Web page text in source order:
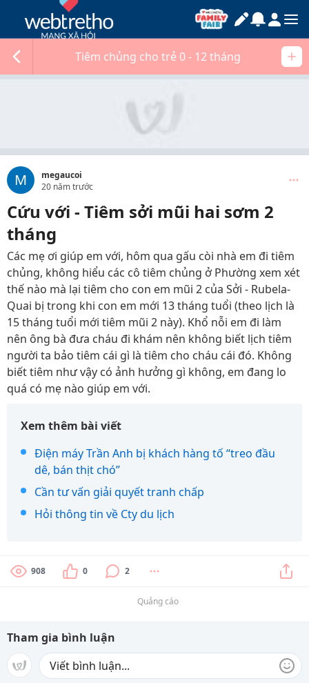
Tiêm chủng cho trẻ 0 - 12 tháng
M
megaucoi
20 năm trước
Cứu với - Tiêm sởi mũi hai sơm 2
tháng
Các mẹ ơi giúp em với, hôm qua gấu còi nhà em đi tiêm
chủng, không hiểu các cô tiêm chủng ở Phường xem xét
thế nào mà lại tiêm cho con em mũi 2 của Sởi - Rubela-
Quai bị trong khi con em mới 13 tháng tuổi (theo lịch là
15 tháng tuổi mới tiêm mũi 2 này). Khổ nỗi em đi làm
nên ông bà đưa cháu đi khám nên không biết lịch tiêm
người ta bảo tiêm cái gì là tiêm cho cháu cái đó. Không
biết tiêm như vậy có ảnh hưởng gì không, em đang lo
quá có mẹ nào giúp em với.
Xem thêm bài viết
Điện máy Trần Anh bị khách hàng tố “treo đầu
dê, bán thịt chó”
Cần tư vấn giải quyết tranh chấp
Hỏi thông tin về Cty du lịch
908 0 2
Quảng cáo
Tham gia bình luận